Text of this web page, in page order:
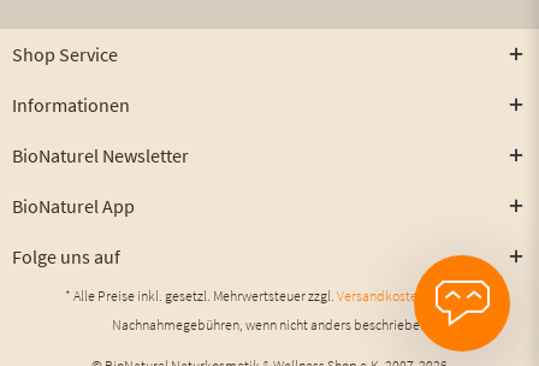
Shop Service
Informationen
BioNaturel Newsletter
BioNaturel App
Folge uns auf
* Alle Preise inkl. gesetzl. Mehrwertsteuer zzgl. Versandkosten
und ggf.
Nachnahmegebühren, wenn nicht anders beschrieben